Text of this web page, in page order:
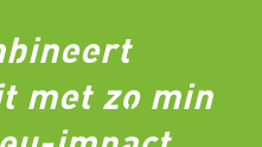
met zo min